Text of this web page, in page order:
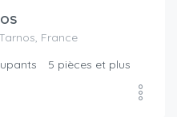
France
5 pièces et plus